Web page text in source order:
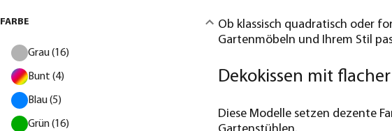
FARBE
Grau (16)
Bunt (4)
Blau (5)
Grün (16)
Ob klassisch quadratisch oder
Gartenmöbeln und Ihrem Stil
Dekokissen mit
Diese Modelle setzen dezente